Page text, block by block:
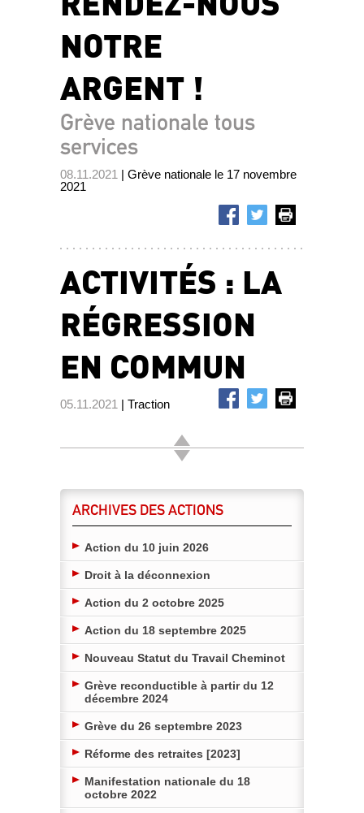
NOTRE
ARGENT !
Grève nationale tous
services
08.11.2021 | Grève nationale le 17 novembre
2021
ACTIVITÉS : LA
RÉGRESSION
EN COMMUN
05.11.2021 | Traction
ARCHIVES DES ACTIONS
Action du 10 juin 2026
Droit à la déconnexion
Action du 2 octobre 2025
Action du 18 septembre 2025
Nouveau Statut du Travail Cheminot
Grève reconductible à partir du 12
décembre 2024
Grève du 26 septembre 2023
Réforme des retraites [2023]
Manifestation nationale du 18
octobre 2022